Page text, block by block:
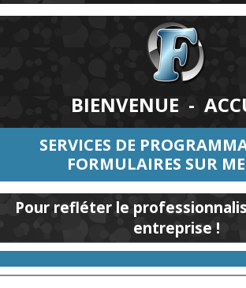
BIENVENUE -
SERVICES DE
FORMULAIRES SUR
Pour refléter le
entreprise !